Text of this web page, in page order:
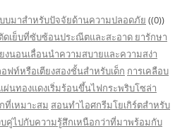
บมาสำหรับปัจจัยด้านความปลอดภัย ((0))
ดเย็บที่ซับซ้อนประณีตและสะอาด ยารักษา
งนอนเลื่อนนำความสบายและความสง่า
อฟท์หรือเตียงสองชั้นสำหรับเด็ก การเคลือบ
ผ่นทองแดงเริ่มร้อนขึ้นไฟกระพริบโซล่า
ที่เหมาะสม สอนทำไอศกรีมโยเกิร์ตสำหรับ
บคู่ไปกับความรู้สึกเหนือกว่าที่มาพร้อมกับ